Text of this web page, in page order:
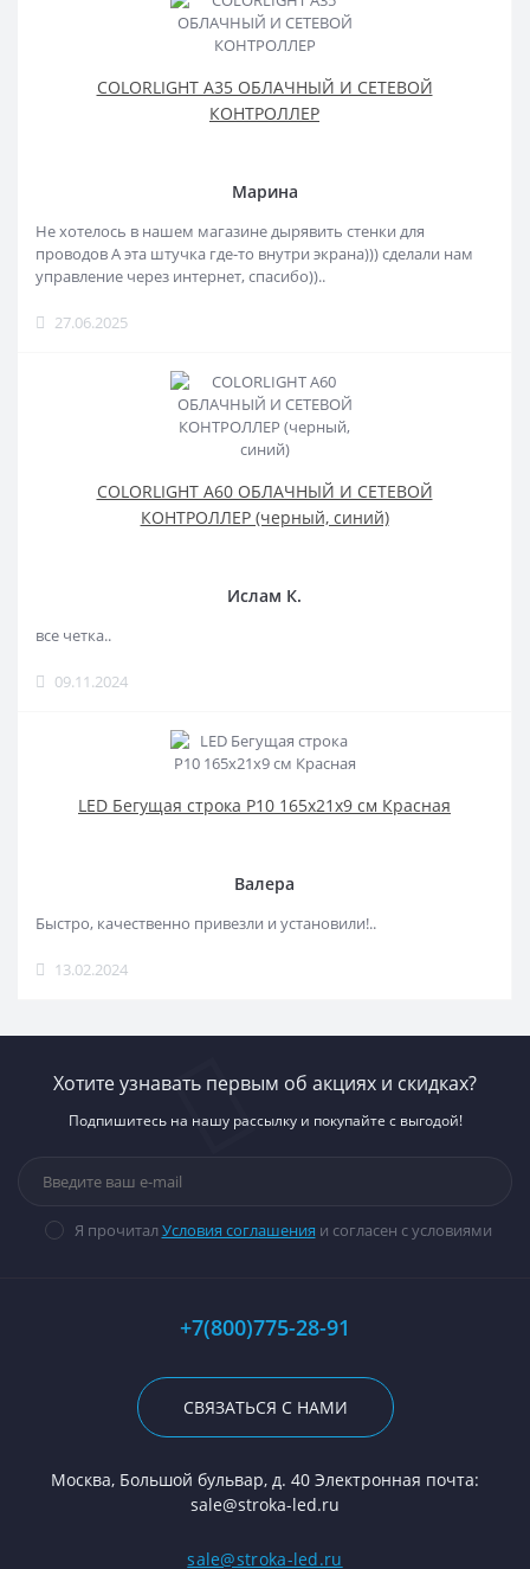
COLORLIGHT A35 ОБЛАЧНЫЙ И СЕТЕВОЙ
КОНТРОЛЛЕР
Марина
Не хотелось в нашем магазине дырявить стенки для
проводов А эта штучка где-то внутри экрана))) сделали нам
управление через интернет, спасибо))..
27.06.2025
COLORLIGHT A60 ОБЛАЧНЫЙ И СЕТЕВОЙ
КОНТРОЛЛЕР (черный, синий)
Ислам К.
все четка..
09.11.2024
LED Бегущая строка Р10 165x21x9 см Красная
Валера
Быстро, качественно привезли и установили!..
13.02.2024
Хотите узнавать первым об акциях и скидках?
Подпишитесь на нашу рассылку и покупайте с выгодой!
Я прочитал Условия соглашения и согласен с условиями
+7(800)775-28-91
СВЯЗАТЬСЯ С НАМИ
Москва, Большой бульвар, д. 40 Электронная почта:
sale@stroka-led.ru
sale@stroka-led.ru